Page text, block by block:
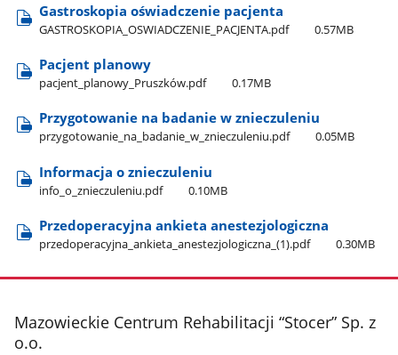
Gastroskopia oświadczenie pacjenta
GASTROSKOPIA​_OSWIADCZENIE​_PACJENTA.pdf 0.57MB
Pacjent planowy
pacjent​_planowy​_Pruszków.pdf 0.17MB
Przygotowanie na badanie w znieczuleniu
przygotowanie​_na​_badanie​_w​_znieczuleniu.pdf 0.05MB
Informacja o znieczuleniu
info​_o​_znieczuleniu.pdf 0.10MB
Przedoperacyjna ankieta anestezjologiczna
przedoperacyjna​_ankieta​_anestezjologiczna​_(1).pdf 0.30MB
stopka
Mazowieckie Centrum Rehabilitacji “Stocer” Sp. z
o.o.